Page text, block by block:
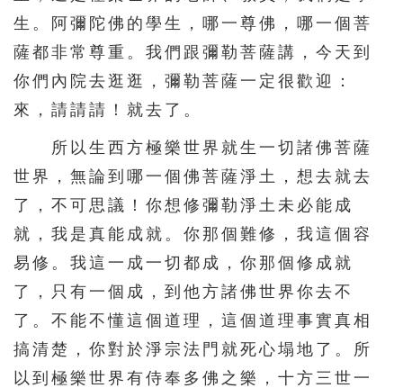
生。阿彌陀佛的學生，哪一尊佛，哪一個菩
薩都非常尊重。我們跟彌勒菩薩講，今天到
你們內院去逛逛，彌勒菩薩一定很歡迎：
來，請請請！就去了。
所以生西方極樂世界就生一切諸佛菩薩
世界，無論到哪一個佛菩薩淨土，想去就去
了，不可思議！你想修彌勒淨土未必能成
就，我是真能成就。你那個難修，我這個容
易修。我這一成一切都成，你那個修成就
了，只有一個成，到他方諸佛世界你去不
了。不能不懂這個道理，這個道理事實真相
搞清楚，你對於淨宗法門就死心塌地了。所
以到極樂世界有侍奉多佛之樂，十方三世一